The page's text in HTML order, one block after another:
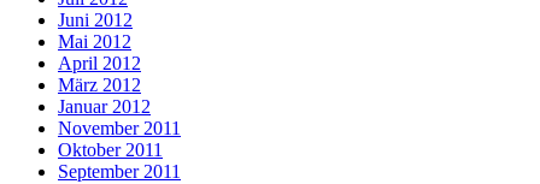
Juni 2012
Mai 2012
April 2012
März 2012
Januar 2012
November 2011
Oktober 2011
September 2011